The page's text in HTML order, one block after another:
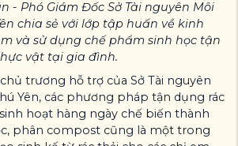
- Phó Giám Đốc Sở Tài nguyên Môi
chia sẻ với lớp tập huấn về kinh
và sử dụng chế phẩm sinh học tận
vật tại gia đình.
trương hỗ trợ của Sở Tài nguyên
Yên, các phương pháp tận dụng rác
hoạt hàng ngày chế biến thành
phân compost cũng là một trong